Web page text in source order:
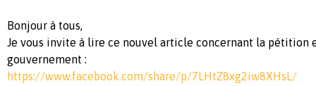
Bonjour à tous,
Je vous invite à lire ce nouvel article concernant la pétition
gouvernement :
https://www.facebook.com/share/p/7LHtZ8xg2iw8XHsL/